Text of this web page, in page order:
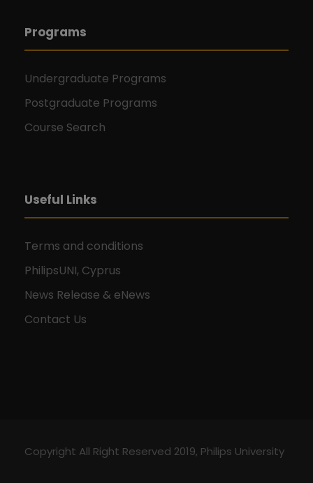
Programs
Undergraduate Programs
Postgraduate Programs
Course Search
Useful Links
Terms and conditions
PhilipsUNI, Cyprus
News Release & eNews
Contact Us
Copyright All Right Reserved 2019, Philips University